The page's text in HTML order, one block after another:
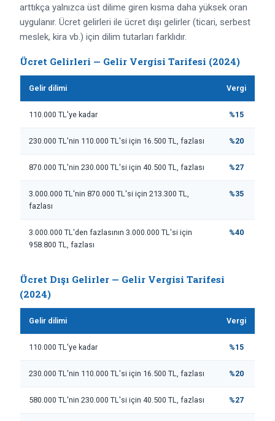
arttıkça yalnızca üst dilime giren kısma daha yüksek oran
uygulanır. Ücret gelirleri ile ücret dışı gelirler (ticari, serbest
meslek, kira vb.) için dilim tutarları farklıdır.
Ücret Gelirleri — Gelir Vergisi Tarifesi (2024)
Gelir dilimi Vergi
110.000 TL'ye kadar %15
230.000 TL'nin 110.000 TL'si için 16.500 TL, fazlası %20
870.000 TL'nin 230.000 TL'si için 40.500 TL, fazlası %27
3.000.000 TL'nin 870.000 TL'si için 213.300 TL,
fazlası
%35
3.000.000 TL'den fazlasının 3.000.000 TL'si için
958.800 TL, fazlası
%40
Ücret Dışı Gelirler — Gelir Vergisi Tarifesi
(2024)
Gelir dilimi Vergi
110.000 TL'ye kadar %15
230.000 TL'nin 110.000 TL'si için 16.500 TL, fazlası %20
580.000 TL'nin 230.000 TL'si için 40.500 TL, fazlası %27